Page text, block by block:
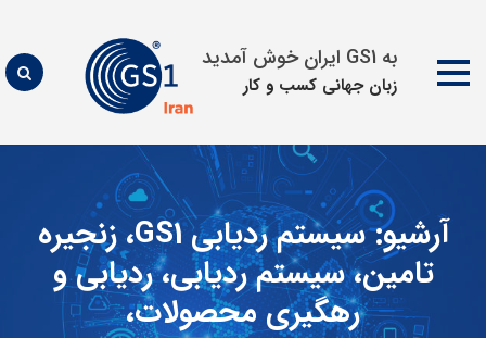
به GS1 ایران خوش آمدید
زبان جهانی كسب و كار
محتواآرشیو:
سیستم ردیابی GS1، زنجیره
تامین، سیستم ردیابی، ردیابی و
رهگیری محصولات،